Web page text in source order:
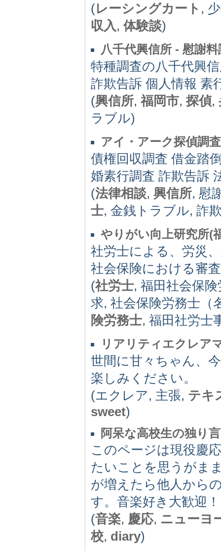
(レーシングカート ,
収入,体験談)
八千代興信所 - 慰謝
特種調査の八千代興
詐欺告訴 個人情報 素
(興信所,福岡市, 探偵,
ラブル)
アイ・アーク探偵調
債権回収調査 借金踏
婚素行調査 詐欺告訴
(法律相談, 興信所, 慰
士, 金銭トラブル, 詐
やりがい向上研究所(
社労士による、労災
社会保険における審
(社労士, 福田社会保
求, 社会保険労務士（
険労務士, 福田社労士
リアリティエクレア
世間に甘々ちゃん、
楽しみください。
(エクレア, 主張, テキ
sweet)
阿呆な高校生の独り言
このページは現役慶
たいことを思うがま
が増えたら他人から
す。音楽好き大歓迎
(音楽, 慶応, ニューヨ
校, diary)